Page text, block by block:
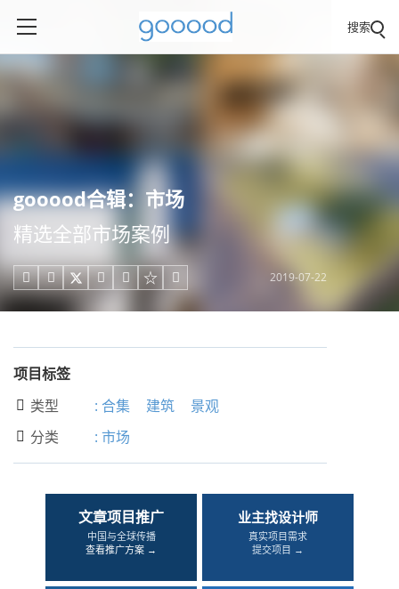
搜索
gooood合辑：市场
精选全部市场案例
     2019-07-22
项目标签
 类型 : 合集 建筑 景观
 分类 : 市场
文章项目推广
中国与全球传播
查看推广方案 →
业主找设计师
真实项目需求
提交项目 →